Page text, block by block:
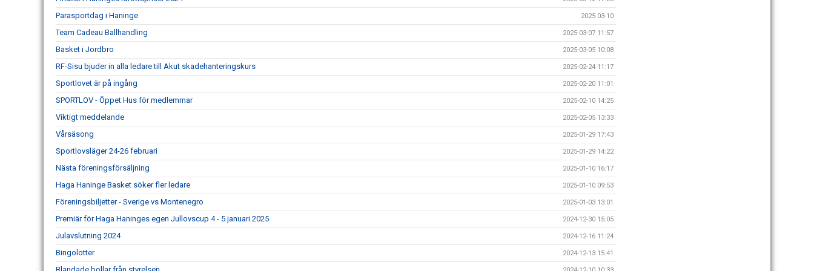
Parasportdag i Haninge 2025-03-10
Team Cadeau Ballhandling 2025-03-07 11:57
Basket i Jordbro 2025-03-05 10:08
RF-Sisu bjuder in alla ledare till Akut skadehanteringskurs 2025-02-24 11:17
Sportlovet är på ingång 2025-02-20 11:01
SPORTLOV - Öppet Hus för medlemmar 2025-02-10 14:25
Viktigt meddelande 2025-02-05 13:33
Vårsäsong 2025-01-29 17:43
Sportlovsläger 24-26 februari 2025-01-29 14:22
Nästa föreningsförsäljning 2025-01-10 16:17
Haga Haninge Basket söker fler ledare 2025-01-10 09:53
Föreningsbiljetter - Sverige vs Montenegro 2025-01-03 13:01
Premiär för Haga Haninges egen Jullovscup 4 - 5 januari 2025 2024-12-30 15:05
Julavslutning 2024 2024-12-16 11:24
Bingolotter 2024-12-13 15:41